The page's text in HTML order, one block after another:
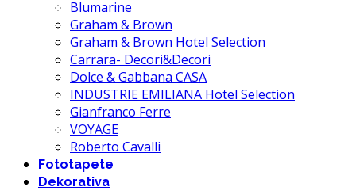
Blumarine
Graham & Brown
Graham & Brown Hotel Selection
Carrara- Decori&Decori
Dolce & Gabbana CASA
INDUSTRIE EMILIANA Hotel Selection
Gianfranco Ferre
VOYAGE
Roberto Cavalli
Fototapete
Dekorativa